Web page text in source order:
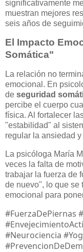
significativamente
muestran mejores
seis años de
El Impacto
Somática"
La relación no
emocional. En
de seguridad
percibe el cuerpo
física. Al fortalecer
"estabilidad" al
regular la ansiedad
La psicóloga María
veces la falta de
trabajar la fuerza de
de nuevo", lo que se
emocional para
#FuerzaDePiernas
#Neurociencia